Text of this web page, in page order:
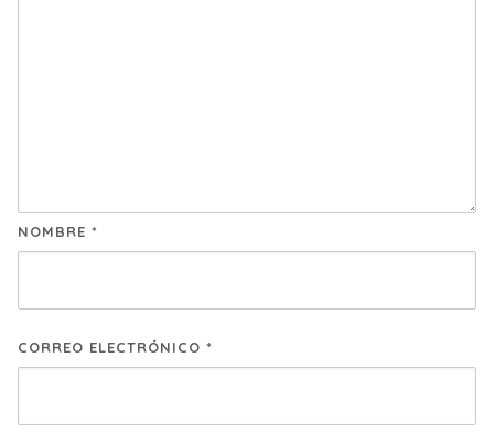
NOMBRE *
CORREO ELECTRÓNICO *